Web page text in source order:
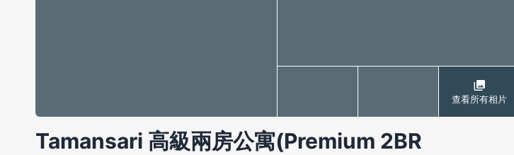
查看所有相片
Tamansari 高級兩房公寓(Premium 2BR